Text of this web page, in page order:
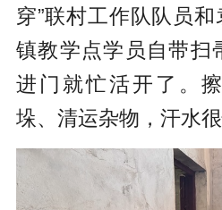
穿”联村工作队队员
镇教学点学员自带扫
进门就忙活开了。
垛、清运杂物，汗水